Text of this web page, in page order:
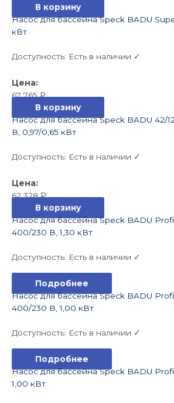
В корзину
Насос для бассейна Speck BADU
кВт
Доступность: Есть в наличии ✓
67 765₽
В корзину
Насос для бассейна Speck BADU 42/
В, 0,97/0,65 кВт
Доступность: Есть в наличии ✓
62 328₽
В корзину
Насос для бассейна Speck BADU
400/230 В, 1,30 кВт
Доступность: Есть в наличии ✓
Подробнее
Насос для бассейна Speck BADU
400/230 В, 1,00 кВт
Доступность: Есть в наличии ✓
Подробнее
Насос для бассейна Speck BADU
1,00 кВт